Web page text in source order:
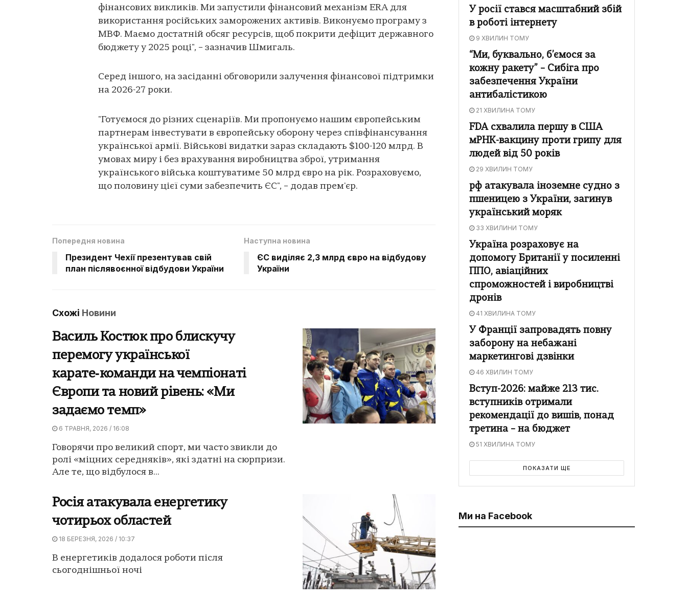
фінансових викликів. Ми запустили фінансовий механізм ERA для
використання російських заморожених активів. Виконуємо програму з
МВФ. Маємо достатній обсяг ресурсів, щоб покрити дефіцит державного
бюджету у 2025 році", – зазначив Шмигаль.
Серед іншого, на засіданні обговорили залучення фінансової підтримки
на 2026-27 роки.
"Готуємося до різних сценаріїв. Ми пропонуємо нашим європейським
партнерам інвестувати в європейську оборону через співфінансування
української армії. Військові видатки зараз складають $100-120 млрд. В
умовах миру і без врахування виробництва зброї, утримання
українського війська коштуватиме 50 млрд євро на рік. Розраховуємо,
що половину цієї суми забезпечить ЄС", – додав прем'єр.
Попередня новина
Президент Чехії презентував свій
план післявоєнної відбудови України
Наступна новина
ЄС виділяє 2,3 млрд євро на відбудову
України
Схожі Новини
Василь Костюк про блискучу
перемогу української
карате‑команди на чемпіонаті
Європи та новий рівень: «Ми
задаємо темп»
6 ТРАВНЯ, 2026 / 16:08
Говорячи про великий спорт, ми часто звикли до
ролі «міцних середняків», які здатні на сюрпризи.
Але те, що відбулося в...
Росія атакувала енергетику
чотирьох областей
18 БЕРЕЗНЯ, 2026 / 10:37
В енергетиків додалося роботи після
сьогоднішньої ночі
У росії стався масштабний збій
в роботі інтернету
9 ХВИЛИН ТОМУ
“Ми, буквально, б’ємося за
кожну ракету” – Сибіга про
забезпечення України
антибалістикою
21 ХВИЛИНА ТОМУ
FDA схвалила першу в США
мРНК-вакцину проти грипу для
людей від 50 років
29 ХВИЛИН ТОМУ
рф атакувала іноземне судно з
пшеницею з України, загинув
український моряк
33 ХВИЛИНИ ТОМУ
Україна розраховує на
допомогу Британії у посиленні
ППО, авіаційних
спроможностей і виробництві
дронів
41 ХВИЛИНА ТОМУ
У Франції запровадять повну
заборону на небажані
маркетингові дзвінки
46 ХВИЛИН ТОМУ
Вступ-2026: майже 213 тис.
вступників отримали
рекомендації до вишів, понад
третина – на бюджет
51 ХВИЛИНА ТОМУ
ПОКАЗАТИ ЩЕ
Ми на Facebook